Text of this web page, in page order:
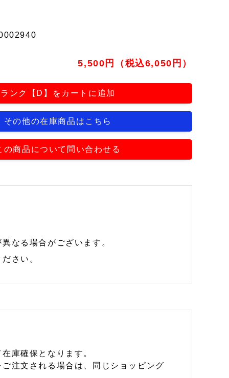
5,500円（税込6,050円）
ランク【D】をカートに追加
その他の在庫商品はこちら
の商品について問い合わせる
なる場合がございます。
さい。
庫確保となります。
注文される場合は、同じショッピング